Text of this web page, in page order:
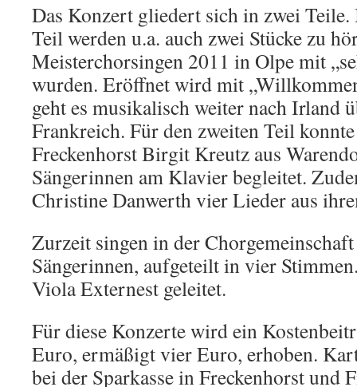
Das Konzert gliedert sich in zwei Teile.
Teil werden u.a. auch zwei Stücke zu
Meisterchorsingen 2011 in Olpe mit
wurden. Eröffnet wird mit
geht es musikalisch weiter nach Irland
Frankreich. Für den zweiten Teil
Freckenhorst Birgit Kreutz aus
Sängerinnen am Klavier begleitet.
Christine Danwerth vier Lieder aus
Zurzeit singen in der
Sängerinnen, aufgeteilt in vier
Viola Externest geleitet.
Für diese Konzerte wird ein
Euro, ermäßigt vier Euro, erhoben.
bei der Sparkasse in Freckenhorst und